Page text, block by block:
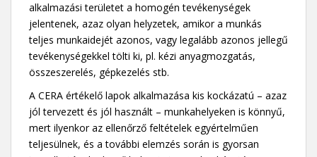
alkalmazási területet a homogén tevékenységek
jelentenek, azaz olyan helyzetek, amikor a munkás
teljes munkaidejét azonos, vagy legalább azonos jellegű
tevékenységekkel tölti ki, pl. kézi anyagmozgatás,
összeszerelés, gépkezelés stb.
A CERA értékelő lapok alkalmazása kis kockázatú – azaz
jól tervezett és jól használt – munkahelyeken is könnyű,
mert ilyenkor az ellenőrző feltételek egyértelműen
teljesülnek, és a további elemzés során is gyorsan